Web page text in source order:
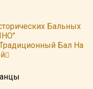
Бальных
Бал На